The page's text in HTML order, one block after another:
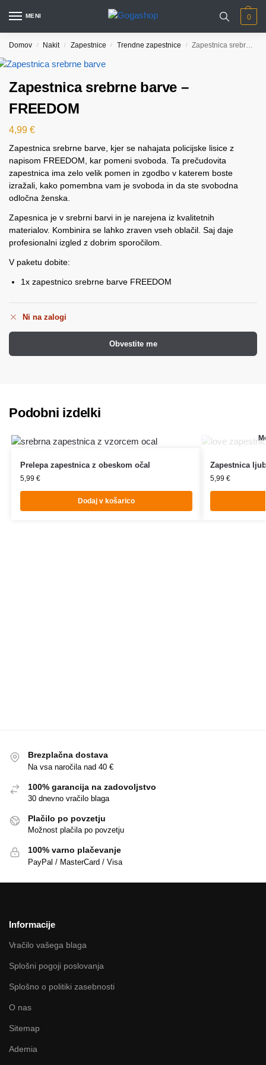
MENI 0
Domov / Nakit / Zapestnice / Trendne zapestnice / Zapestnica srebrne barve – FREEDOM
Zapestnica srebrne barve –
FREEDOM
4,99 €
Zapestnica srebrne barve, kjer se nahajata policijske lisice z
napisom FREEDOM, kar pomeni svoboda. Ta prečudovita
zapestnica ima zelo velik pomen in zgodbo v katerem boste
izražali, kako pomembna vam je svoboda in da ste svobodna
odločna ženska.
Zapesnica je v srebrni barvi in je narejena iz kvalitetnih
materialov. Kombinira se lahko zraven vseh oblačil. Saj daje
profesionalni izgled z dobrim sporočilom.
V paketu dobite:
1x zapestnico srebrne barve FREEDOM
Ni na zalogi
Obvestite me
Podobni izdelki
Prelepa zapestnica z obeskom očal
5,99 €
Dodaj v košarico
Zapestnica
5,99 €
Brezplačna dostava
Na vsa naročila nad 40 €
100% garancija na zadovoljstvo
30 dnevno vračilo blaga
Plačilo po povzetju
Možnost plačila po povzetju
100% varno plačevanje
PayPal / MasterCard / Visa
Informacije
Vračilo vašega blaga
Splošni pogoji poslovanja
Splošno o politiki zasebnosti
O nas
Sitemap
Ademia